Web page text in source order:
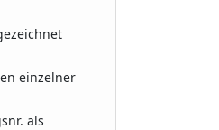
einzelner
als